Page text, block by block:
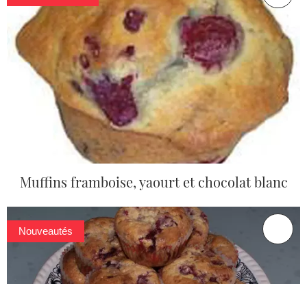
Muffins framboise, yaourt et chocolat blanc
Nouveautés